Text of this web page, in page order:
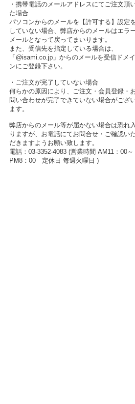
・携帯電話のメールアドレスにてご注文頂
た場合
パソコンからのメールを【許可する】設定
していない場合、弊店からのメールはエラ
メールとなって戻ってまいります。
また、受信先を指定している場合は、
「@isami.co.jp」からのメールを受信ドメイ
ンにご登録下さい。
・ご注文が完了していない場合
何らかの原因により、ご注文・会員登録・
問い合わせが完了できていない場合がござ
ます。
弊店からのメール等が届かない場合は恐れ入
りますが、お電話にてお問合せ・ご確認い
だきますようお願い致します。
電話：03-3352-4083 (営業時間 AM11：00～
PM8：00 定休日 毎週火曜日 )